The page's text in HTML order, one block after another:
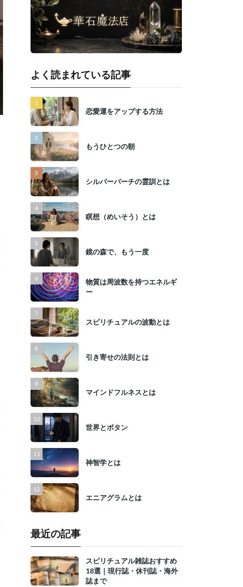
よく読まれている記事
恋愛運をアップする方法
もうひとつの朝
シルバーバーチの霊訓とは
瞑想（めいそう）とは
鏡の森で、もう一度
物質は周波数を持つエネルギ
ー
スピリチュアルの波動とは
引き寄せの法則とは
マインドフルネスとは
世界とボタン
神智学とは
エニアグラムとは
最近の記事
スピリチュアル雑誌おすすめ
18選｜現行誌・休刊誌・海外
誌まで